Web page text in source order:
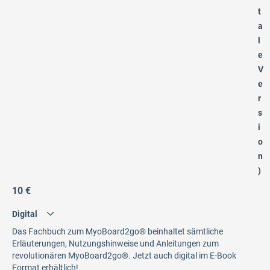
t
a
e
V
e
r
s
i
o
n
)
10 €
Das Fachbuch zum MyoBoard2go® beinhaltet sämtliche
Erläuterungen, Nutzungshinweise und Anleitungen zum
revolutionären MyoBoard2go®. Jetzt auch digital im E-Book
Format erhältlich!